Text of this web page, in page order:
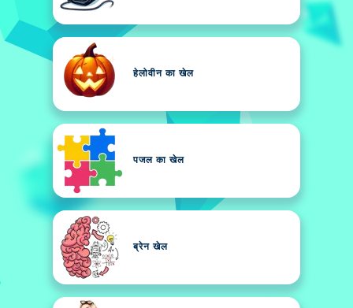
हेलोवीन का खेल
पजल का खेल
ब्रेन खेल